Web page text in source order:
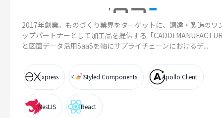
2017年創業。ものづくり業界をターゲットに、調達・製造のワ
ップパートナーとして加工品を提供する「CADDi
と図面データ活用SaaSを軸にサプライチェーンにおけるデ...
Express Styled Components Apollo Client
NestJS React